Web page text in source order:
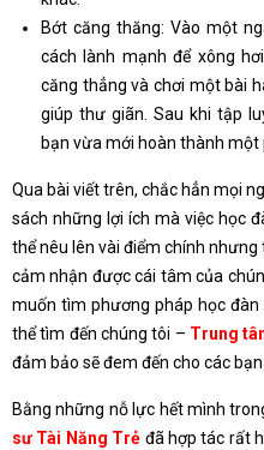
Bớt căng thăng: Vào một
cách lành mạnh để xông
căng thẳng và chơi một bài
giúp thư giãn. Sau khi tập
bạn vừa mới hoàn thành một
Qua bài viết trên, chắc hẳn mọi
sách những lợi ích mà việc học
thể nêu lên vài điểm chính
cảm nhận được cái tâm của
muốn tìm phương pháp học đàn
thể tìm đến chúng tôi – Trung
đảm bảo sẽ đem đến cho các
Bằng những nỗ lực hết mình
sư Tài Năng Trẻ đã hợp tác rất